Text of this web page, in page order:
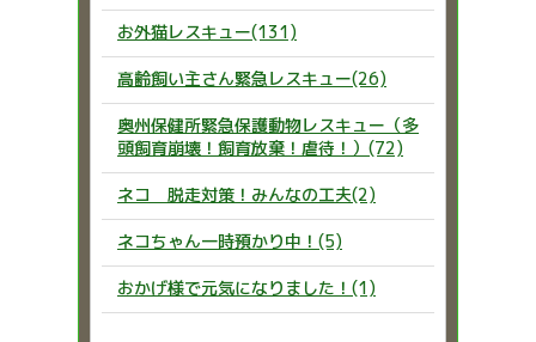
お外猫レスキュー(131)
高齢飼い主さん緊急レスキュー(26)
奥州保健所緊急保護動物レスキュー（多
頭飼育崩壊！飼育放棄！虐待！）(72)
ネコ 脱走対策！みんなの工夫(2)
ネコちゃん一時預かり中！(5)
おかげ様で元気になりました！(1)